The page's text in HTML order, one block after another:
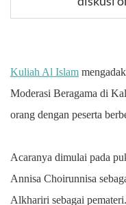
Kuliah Al Islam
Moderasi Beragama di
orang dengan peserta
Acaranya dimulai pada
Annisa Choirunnisa
Alkhariri sebagai pemateri.